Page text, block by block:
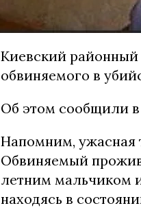
Киевский
обвиняемого в
Об этом сообщили
Напомним, ужасная
Обвиняемый
летним мальчиком
находясь в